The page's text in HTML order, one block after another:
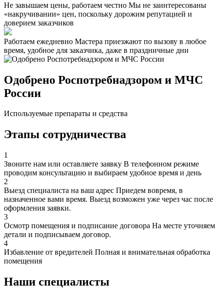
Не завышаем цены, работаем честно Мы не заинтересованы
«накручивании» цен, поскольку дорожим репутацией и
доверием заказчиков
Работаем ежедневно Мастера приезжают по вызову в любое
время, удобное для заказчика, даже в праздничные дни
Одобрено Роспотребнадзором и МЧС
России
Используемые препараты и средства
Этапы сотрудничества
1
Звоните нам или оставляете заявку В телефонном режиме
проводим консультацию и выбираем удобное время и день
2
Выезд специалиста на ваш адрес Приедем вовремя, в
назначенное вами время. Выезд возможен уже через час после
оформления заявки.
3
Осмотр помещения и подписание договора На месте уточняем
детали и подписываем договор.
4
Избавление от вредителей Полная и внимательная обработка
помещения
Наши специалисты